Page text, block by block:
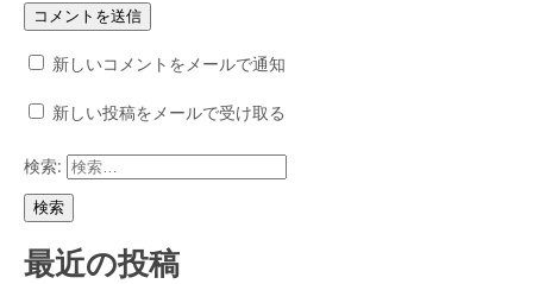
新しいコメントをメールで通知
新しい投稿をメールで受け取る
検索:
最近の投稿